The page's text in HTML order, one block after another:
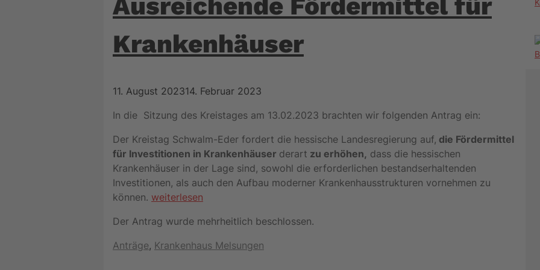
Krankenhäuser
11. August 202314. Februar 2023
In die Sitzung des Kreistages am 13.02.2023 brachten wir folgenden Antrag ein:
Der Kreistag Schwalm-Eder fordert die hessische Landesregierung auf, die Fördermittel
für Investitionen in Krankenhäuser derart zu erhöhen, dass die hessischen
Krankenhäuser in der Lage sind, sowohl die erforderlichen bestandserhaltenden
Investitionen, als auch den Aufbau moderner Krankenhausstrukturen vornehmen zu
können. weiterlesen
Der Antrag wurde mehrheitlich beschlossen.
Kategorien
Anträge, Krankenhaus Melsungen